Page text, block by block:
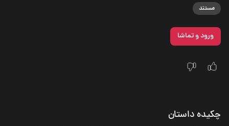
مستند
ورود و تماشا
چکیده داستان